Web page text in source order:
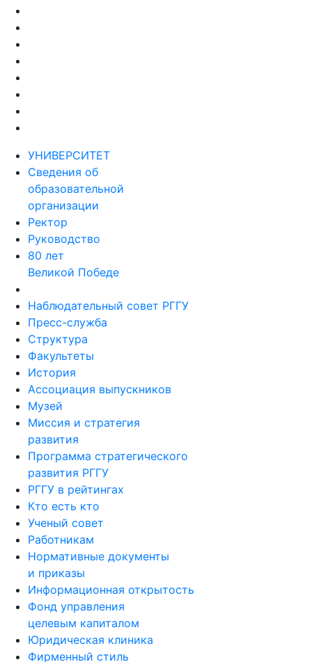
УНИВЕРСИТЕТ
Сведения об
образовательной
организации
Ректор
Руководство
80 лет
Великой Победе
Наблюдательный совет РГГУ
Пресс-служба
Структура
Факультеты
История
Ассоциация выпускников
Музей
Миссия и стратегия
развития
Программа стратегического
развития РГГУ
РГГУ в рейтингах
Кто есть кто
Ученый совет
Работникам
Нормативные документы
и приказы
Информационная открытость
Фонд управления
целевым капиталом
Юридическая клиника
Фирменный стиль